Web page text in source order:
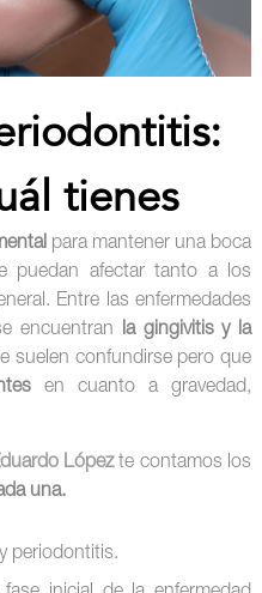
tienes
para mantener una boca
puedan afectar tanto a los
Entre las enfermedades
encuentran la gingivitis y la
suelen confundirse pero que
en cuanto a gravedad,
Lópezte contamos los
una.
periodontitis.